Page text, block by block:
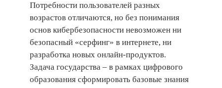
Потребности пользователей разных
возрастов отличаются, но без понимания
основ кибербезопасности невозможен ни
безопасный «серфинг» в интернете, ни
разработка новых онлайн-продуктов.
Задача государства – в рамках цифрового
образования сформировать базовые знания